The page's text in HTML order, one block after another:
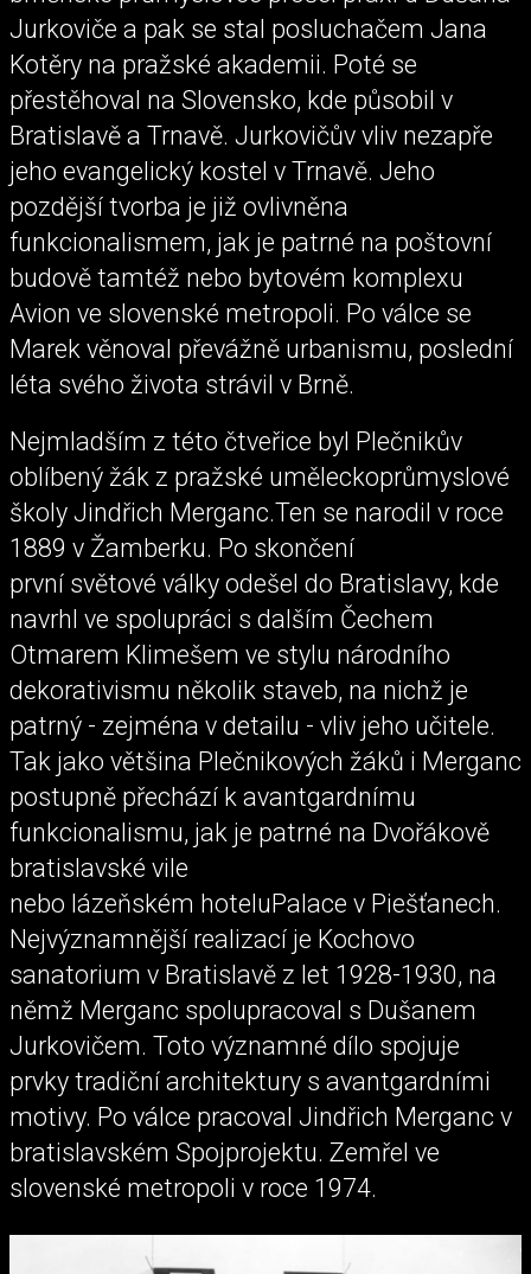
Jurkoviče a pak se stal posluchačem Jana
Kotěry na pražské akademii. Poté se
přestěhoval na Slovensko, kde působil v
Bratislavě a Trnavě. Jurkovičův vliv nezapře
jeho evangelický kostel v Trnavě. Jeho
pozdější tvorba je již ovlivněna
funkcionalismem, jak je patrné na poštovní
budově tamtéž nebo bytovém komplexu
Avion ve slovenské metropoli. Po válce se
Marek věnoval převážně urbanismu, poslední
léta svého života strávil v Brně.
Nejmladším z této čtveřice byl Plečnikův
oblíbený žák z pražské uměleckoprůmyslové
školy Jindřich Merganc.Ten se narodil v roce
1889 v Žamberku. Po skončení
první světové války odešel do Bratislavy, kde
navrhl ve spolupráci s dalším Čechem
Otmarem Klimešem ve stylu národního
dekorativismu několik staveb, na nichž je
patrný - zejména v detailu - vliv jeho učitele.
Tak jako většina Plečnikových žáků i Merganc
postupně přechází k avantgardnímu
funkcionalismu, jak je patrné na Dvořákově
bratislavské vile
nebo lázeňském hoteluPalace v Piešťanech.
Nejvýznamnější realizací je Kochovo
sanatorium v Bratislavě z let 1928-1930, na
němž Merganc spolupracoval s Dušanem
Jurkovičem. Toto významné dílo spojuje
prvky tradiční architektury s avantgardními
motivy. Po válce pracoval Jindřich Merganc v
bratislavském Spojprojektu. Zemřel ve
slovenské metropoli v roce 1974.